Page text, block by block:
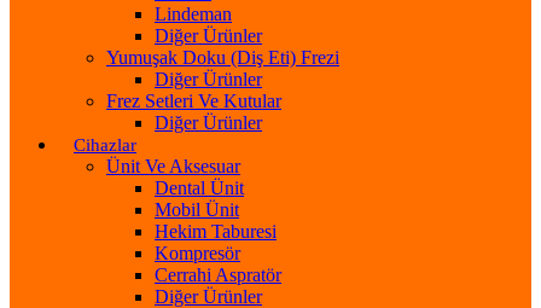
Lindeman
Diğer Ürünler
Yumuşak Doku (Diş Eti) Frezi
Diğer Ürünler
Frez Setleri Ve Kutular
Diğer Ürünler
Cihazlar
Ünit Ve Aksesuar
Dental Ünit
Mobil Ünit
Hekim Taburesi
Kompresör
Cerrahi Aspratör
Diğer Ürünler